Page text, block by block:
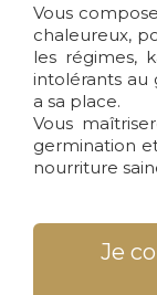
Vous
chaleureux,
les régimes,
intolérants au
a sa place.
Vous
germination
nourriture
Je